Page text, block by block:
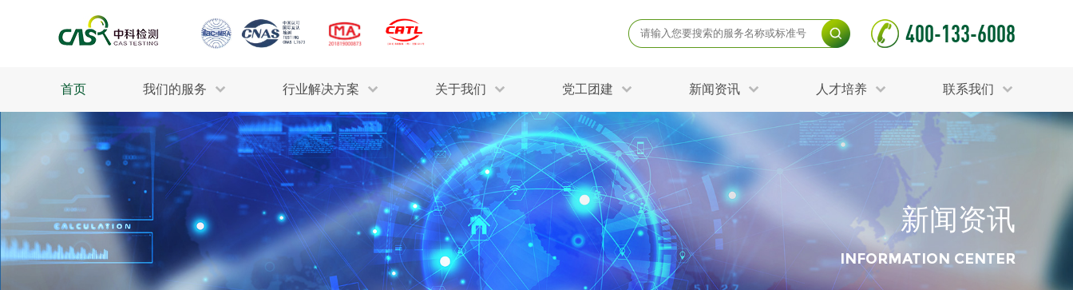
400-133-6008
首页 我们的服务 行业解决方案 关于我们 党工团建 新闻资讯 人才培养 联系我们
生态环保
工业材料
美妆消毒
石油化工
轻工产品
制药医疗
检测服务
污水检测 三废监测 电磁辐射检测 声环境与振动检测
废气检测 二噁英检测 土壤检测
评估调查
行业解决方案
INDUSTRY SOLUTIONS
为全球各产业提供一站式
整体技术解决方案。
产品质量鉴定
固废危废鉴定
土壤场地调查
生态环境检测
消毒检测备案
病毒杀灭试验
防护产品检测
成分分析化验
有毒有害检测
运动场地检测
食品安全检测
洁净度检测
化妆品检测
光伏检测
新闻资讯
INFORMATION CENTER